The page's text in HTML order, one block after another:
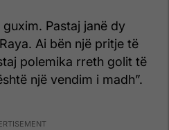
Pastaj janë dy
Ai bën një pritje të
polemika rreth golit të
një vendim i madh”.